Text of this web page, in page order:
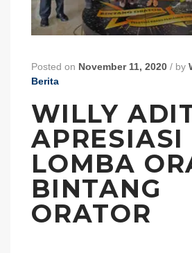
Posted on November 11, 2020 / by
Berita
WILLY
APRESIASI
LOMBA
BINTANG
ORATOR